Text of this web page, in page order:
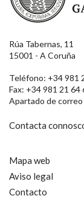
Rúa Tabernas, 11
15001 - A Coruña
Teléfono: +34 981
Fax: +34 981 21 64
Apartado de
Contacta
Mapa web
Aviso legal
Contacto